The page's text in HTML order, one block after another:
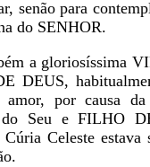
senão para
do SENHOR.
a gloriosíssima
DEUS,
amor, por causa da
do Seu e FILHO
Celeste estava